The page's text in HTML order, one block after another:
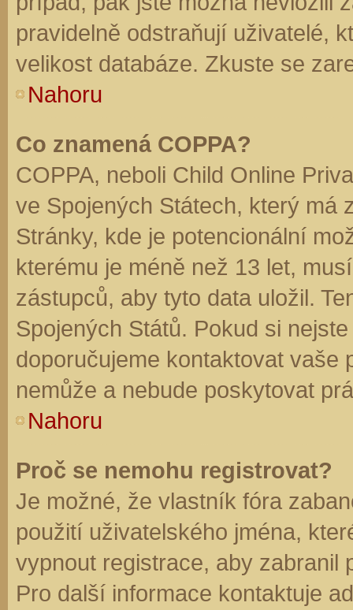
pravidelně odstraňují uživatelé,
velikost databáze. Zkuste se
Nahoru
Co znamená COPPA?
COPPA, neboli Child Online
ve Spojených Státech, který má
Stránky, kde je potencionální
kterému je méně než 13 let,
zástupců, aby tyto data uložil.
Spojených Států. Pokud si
doporučujeme kontaktovat vaše
nemůže a nebude poskytovat
Nahoru
Proč se nemohu registrovat?
Je možné, že vlastník fóra
použití uživatelského jména,
vypnout registrace, aby zabranil
Pro další informace kontaktuje